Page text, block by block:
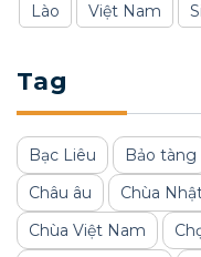
Lào Việt Nam
Tag
Bạc Liêu Bảo tàng
Châu âu
Chùa
Chùa Việt Nam